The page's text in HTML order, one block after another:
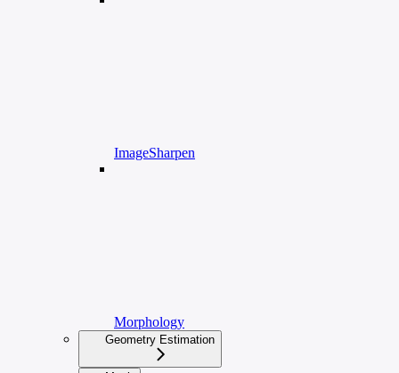
ImageSharpen
Morphology
Geometry Estimation